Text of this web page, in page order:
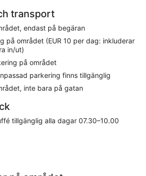
frukostbuffé, som serveras dagligen
Hotellet har både bar och
äta och dricka gott under din
kvar på rummet och beställa nåt gott
står för underhållningen, och gäster kan
med gratis wi-fi. I badrummen finns
toalettartiklar, och samtliga sängar har
espressobryggare och
är också tillgängliga.
Bonanno har tillgång till gratis wi-fi i
konferensrum och business-service.
transport
endast på begäran
på området (EUR 10 per dag: inkluderar
in/ut)
på området
parkering finns tillgänglig
inte bara på gatan
tillgänglig alla dagar 07.30–10.00